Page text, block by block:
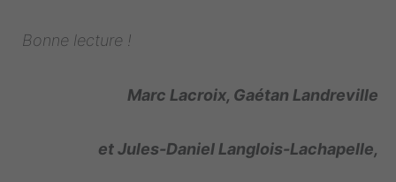
Bonne lecture !
Marc Lacroix, Gaétan Landreville
et Jules-Daniel Langlois-Lachapelle,